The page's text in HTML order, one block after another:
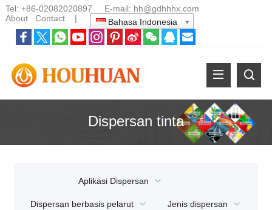
Tel: +86-02082020897 E-mail: hh@gdhhhx.com
About
Contact| Bahasa Indonesia
Dispersan tinta
Aplikasi Dispersan
Dispersan berbasis pelarut Jenis dispersan